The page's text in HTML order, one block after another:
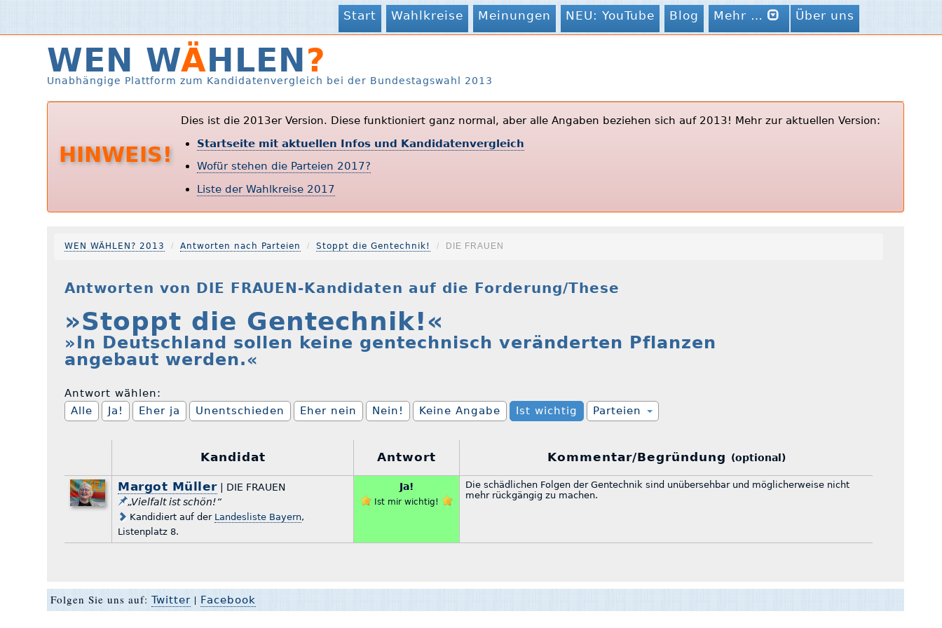
Start Wahlkreise Meinungen NEU: YouTube Blog Mehr … Über uns
WEN WÄHLEN?
Unabhängige Plattform zum Kandidatenvergleich bei der Bundestagswahl 2013
HINWEIS!
Dies ist die 2013er Version. Diese funktioniert ganz normal, aber alle Angaben beziehen sich auf 2013! Mehr zur aktuellen Version:
Startseite mit aktuellen Infos und Kandidatenvergleich
Wofür stehen die Parteien 2017?
Liste der Wahlkreise 2017
WEN WÄHLEN? 2013 Antworten nach Parteien Stoppt die Gentechnik! DIE FRAUEN
Antworten von DIE FRAUEN-Kandidaten auf die Forderung/These
»Stoppt die Gentechnik!«
»In Deutschland sollen keine gentechnisch veränderten Pflanzen
angebaut werden.«
Antwort wählen:
Alle
Ja! Eher ja Unentschieden Eher nein Nein! Keine Angabe Ist wichtig Parteien
Kandidat Antwort Kommentar/Begründung (optional)
Margot Müller| DIE FRAUEN
„Vielfalt ist schön!“
Kandidiert auf der Landesliste Bayern,
Listenplatz 8.
Ja!
Ist mir wichtig!
Die schädlichen Folgen der Gentechnik sind unübersehbar und möglicherweise nicht
mehr rückgängig zu machen.
Folgen Sie uns auf:Twitter | Facebook